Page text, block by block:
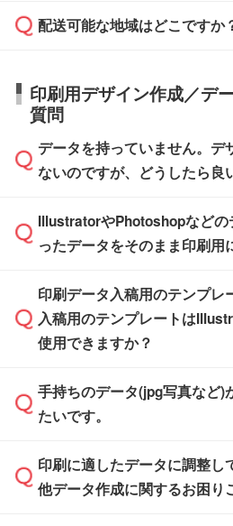
タッフまでお問い合わせく
ル」に注文予定日をご入力
その締切日や出荷目安をご確
品が決まりましたらお早め
たします。
※土日祝日を除く営業日換算
※沖縄・離島は追加日数がか
応が可能かご案内いたします
す。>>対象商品はこちら
※最短出荷日は商品によって
品ページにてご確認ください
はできかねますので予めご了
商品によって異なります。各
す。(白箱、化粧箱、ブリス
【袋入り】 商品がひとつず
す。(透明袋、デザイン袋な
【個包装なし】 個包装がさ
※化粧箱から白箱への入れ替
箱の作成は原則承っており
配送可能な地域はどこですか
日本全国へお届けが可能で
直接納品は行っておりませ
ださい。
印刷用デザイン作成／デ
質問
データを持っていません。デ
ないのですが、どうしたら良
無料の「デザインシミュレ
PCやスマホから簡単にデザ
ザインソフトがなくても安
また、「データ作成サービス
せいただければ、弊社にて
タを1点作成いたします。
IllustratorやPhotoshopなど
ったデータをそのまま印刷用
IllustratorやPhotoshop、
ザインソフトでこだわりの
い方は、完全データ入稿
積・ご注文フォームにアッ
ください。
ご入稿後は経験豊富なスタ
がないかチェックし、お客様
刷に進みますので、ご安心く
印刷データ入稿用のテンプレ
入稿用のテンプレートは
使用できますか？
一部商品は入稿用テンプレ
ます。各商品ページの『印刷
入稿用のテンプレートは
IllustratorやPhotoshopで開い
手持ちのデータ(jpg写真など)
たいです。
印刷に適したデータ・解像
タッフが事前に確認いたしま
印刷に適したデータに調整し
他データ作成に関するお困り